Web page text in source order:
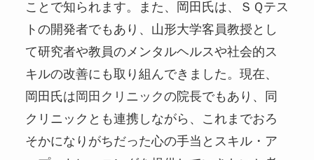
ことで知られます。また、岡田氏は、ＳＱテス
トの開発者でもあり、山形大学客員教授とし
て研究者や教員のメンタルヘルスや社会的ス
キルの改善にも取り組んできました。現在、
岡田氏は岡田クリニックの院長でもあり、同
クリニックとも連携しながら、これまでおろ
そかになりがちだった心の手当とスキル・ア